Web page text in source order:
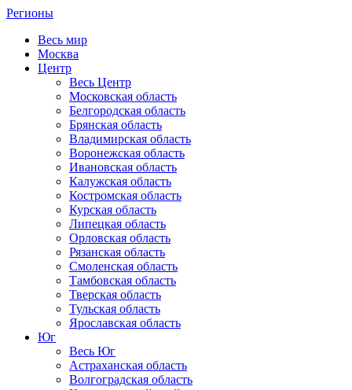
Регионы
Весь мир
Москва
Центр
Весь Центр
Московская область
Белгородская область
Брянская область
Владимирская область
Воронежская область
Ивановская область
Калужская область
Костромская область
Курская область
Липецкая область
Орловская область
Рязанская область
Смоленская область
Тамбовская область
Тверская область
Тульская область
Ярославская область
Юг
Весь Юг
Астраханская область
Волгоградская область